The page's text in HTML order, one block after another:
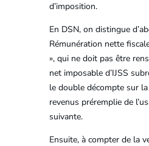
d’imposition.
En DSN, on distingue
Rémunération nette
», qui ne doit pas être
net imposable d’IJSS
le double décompte sur
revenus préremplie de
suivante.
Ensuite, à compter de la